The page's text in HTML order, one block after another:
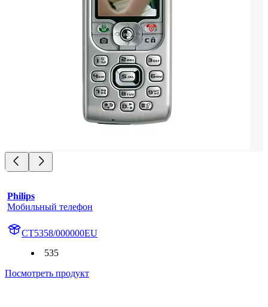
Philips
Мобильный телефон
CT5358/000000EU
535
Посмотреть продукт